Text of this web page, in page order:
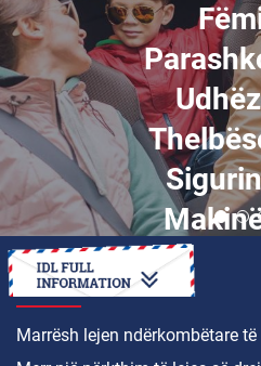
SI TË
Marrësh lejen ndërkombëtare